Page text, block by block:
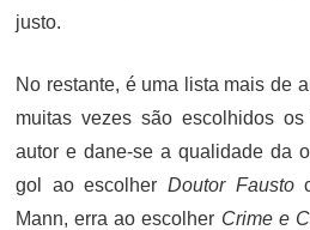
justo.
No restante, é uma lista mais de
muitas vezes são escolhidos
autor e dane-se a qualidade da
gol ao escolher Doutor Fausto
Mann, erra ao escolher Crime e